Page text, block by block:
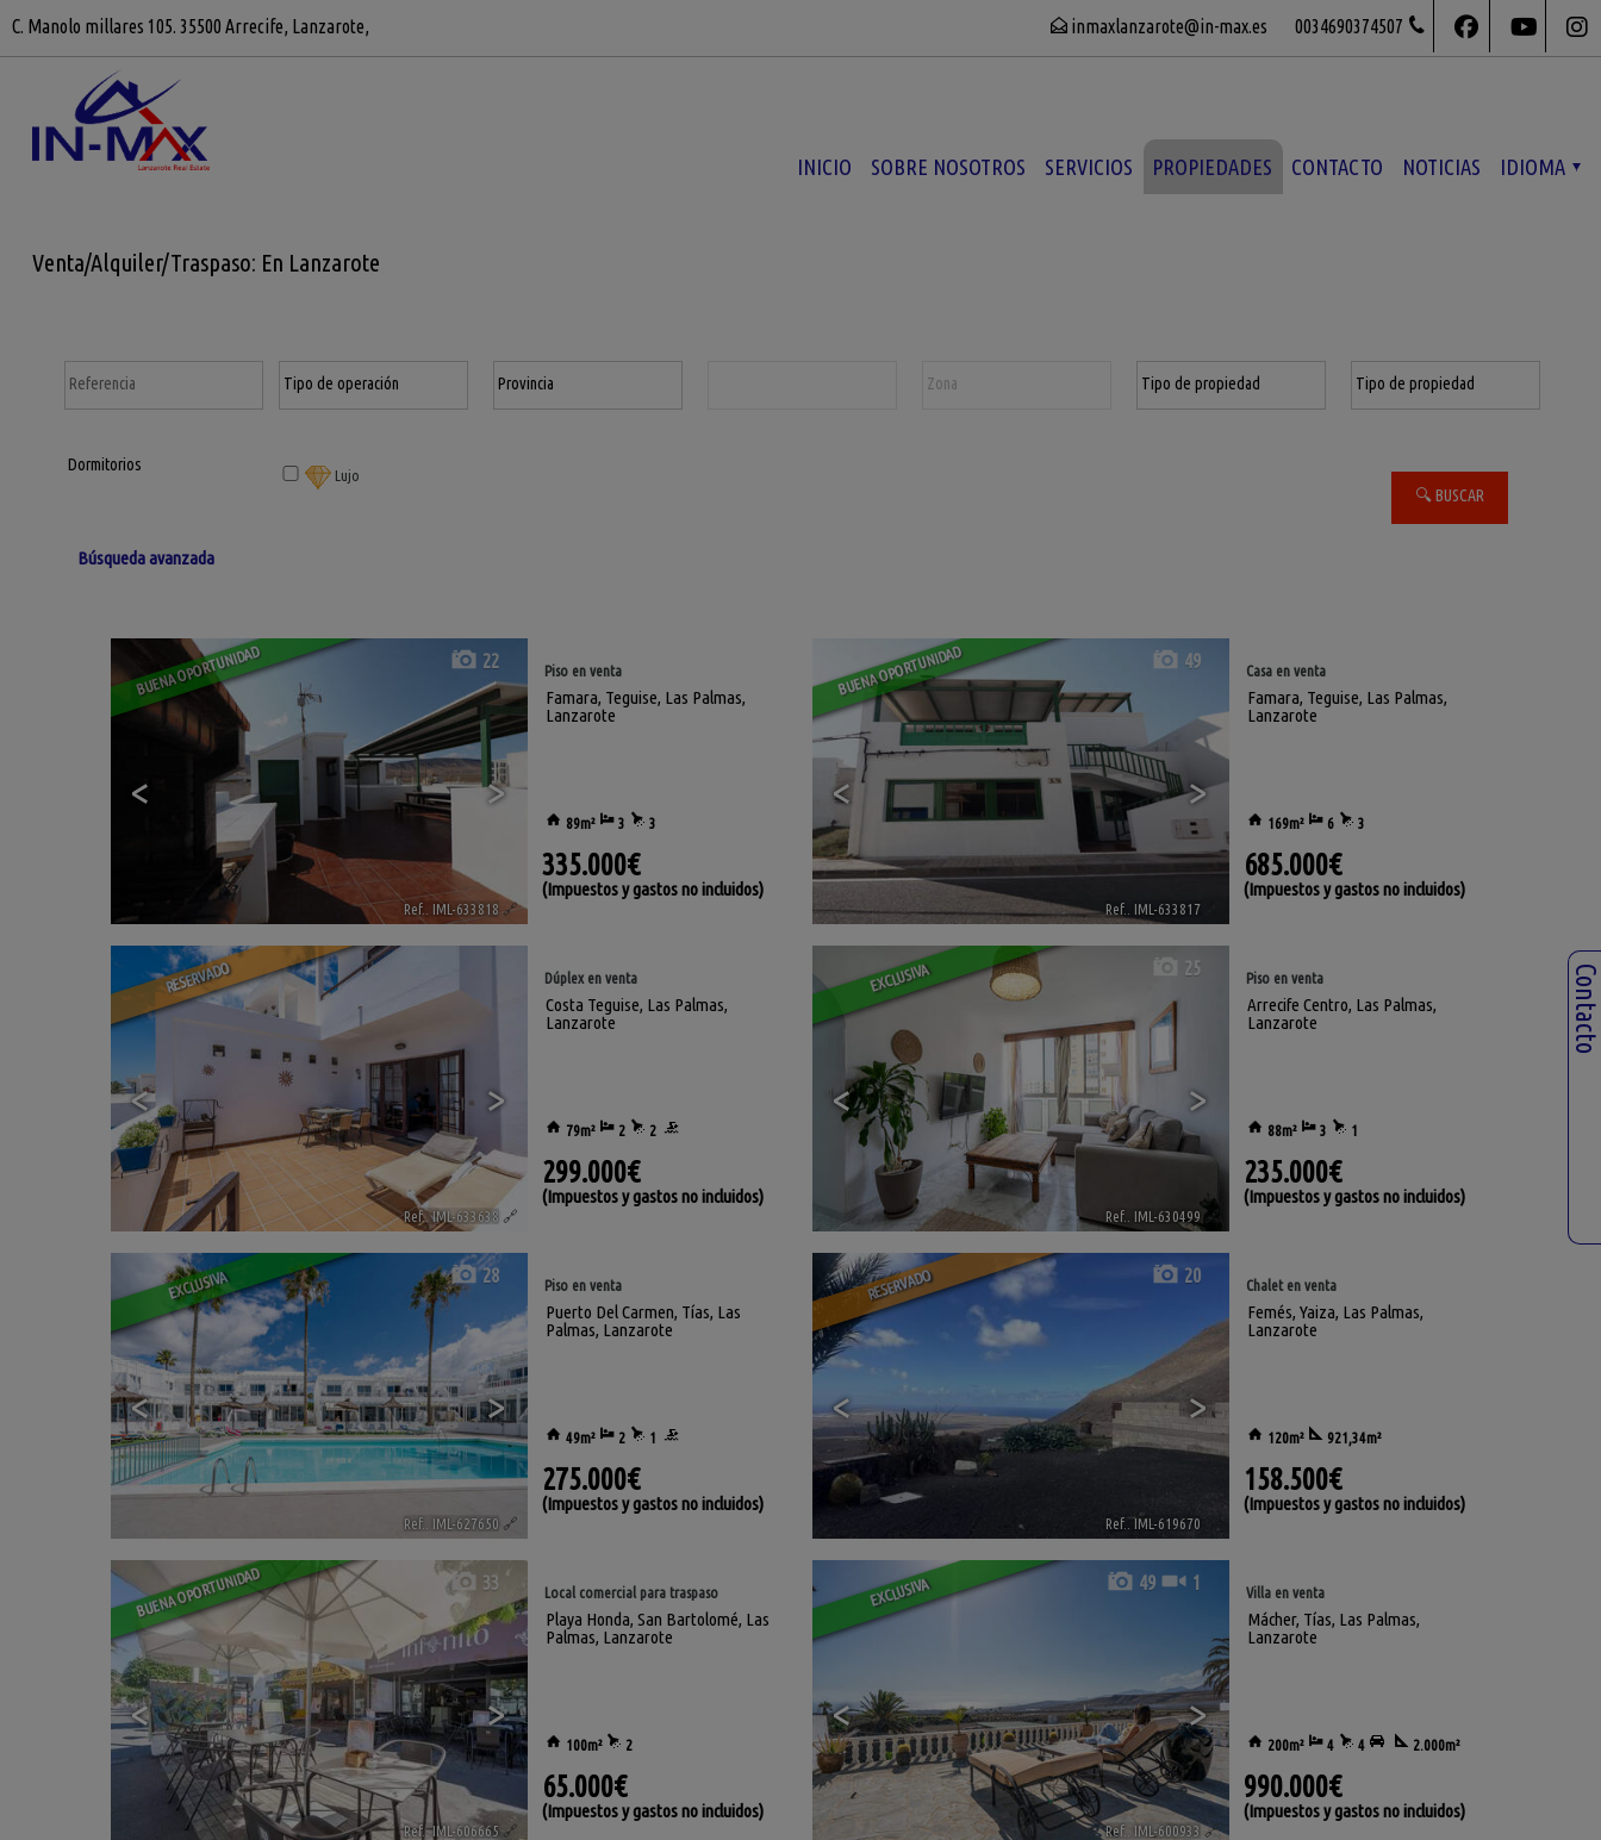
C. Manolo millares 105. 35500 Arrecife, Lanzarote, 0034690374507
inmaxlanzarote@in-max.es
INICIO SOBRE NOSOTROS SERVICIOS PROPIEDADES CONTACTO NOTICIAS IDIOMA
Venta/Alquiler/Traspaso: En Lanzarote
Lujo
Búsqueda avanzada
BUENA OPORTUNIDAD
< >
22
Ref.. IML-633818 🔗
Famara, Teguise, Las Palmas,
Lanzarote
Piso en venta
89m² 3 3
335.000€
(Impuestos y gastos no incluidos)
BUENA OPORTUNIDAD
< >
49
Ref.. IML-633817
Famara, Teguise, Las Palmas,
Lanzarote
Casa en venta
169m² 6 3
685.000€
(Impuestos y gastos no incluidos)
RESERVADO
< >
Ref.. IML-633638 🔗
Costa Teguise, Las Palmas,
Lanzarote
Dúplex en venta
79m² 2 2
299.000€
(Impuestos y gastos no incluidos)
EXCLUSIVA
< >
25
Ref.. IML-630499 🔗
Arrecife Centro, Las Palmas,
Lanzarote
Piso en venta
88m² 3 1
235.000€
(Impuestos y gastos no incluidos)
EXCLUSIVA
< >
28
Ref.. IML-627650 🔗
Puerto Del Carmen, Tías, Las
Palmas, Lanzarote
Piso en venta
49m² 2 1
275.000€
(Impuestos y gastos no incluidos)
RESERVADO
< >
20
Ref.. IML-619670
Femés, Yaiza, Las Palmas,
Lanzarote
Chalet en venta
120m² 921,34m²
158.500€
(Impuestos y gastos no incluidos)
BUENA OPORTUNIDAD
< >
33
Ref.. IML-606665 🔗
Playa Honda, San Bartolomé, Las
Palmas, Lanzarote
Local comercial para traspaso
100m² 2
65.000€
(Impuestos y gastos no incluidos)
EXCLUSIVA
< >
49 1
Ref.. IML-600933 🔗
Mácher, Tías, Las Palmas,
Lanzarote
Villa en venta
200m² 4 4 2.000m²
990.000€
(Impuestos y gastos no incluidos)
Contacto